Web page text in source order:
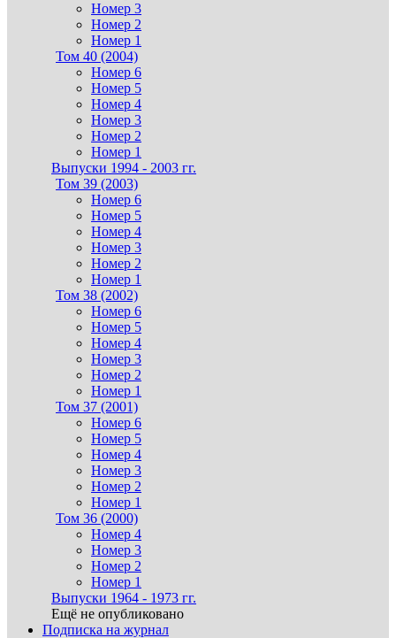
Номер 3
Номер 2
Номер 1
Том 40 (2004)
Номер 6
Номер 5
Номер 4
Номер 3
Номер 2
Номер 1
Выпуски 1994 - 2003 гг.
Том 39 (2003)
Номер 6
Номер 5
Номер 4
Номер 3
Номер 2
Номер 1
Том 38 (2002)
Номер 6
Номер 5
Номер 4
Номер 3
Номер 2
Номер 1
Том 37 (2001)
Номер 6
Номер 5
Номер 4
Номер 3
Номер 2
Номер 1
Том 36 (2000)
Номер 4
Номер 3
Номер 2
Номер 1
Выпуски 1964 - 1973 гг.
Ещё не опубликовано
Подписка на журнал